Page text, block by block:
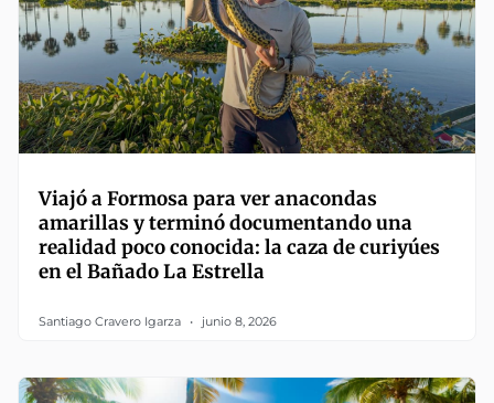
Viajó a Formosa para ver anacondas
amarillas y terminó documentando una
realidad poco conocida: la caza de curiyúes
en el Bañado La Estrella
Santiago Cravero Igarza junio 8, 2026